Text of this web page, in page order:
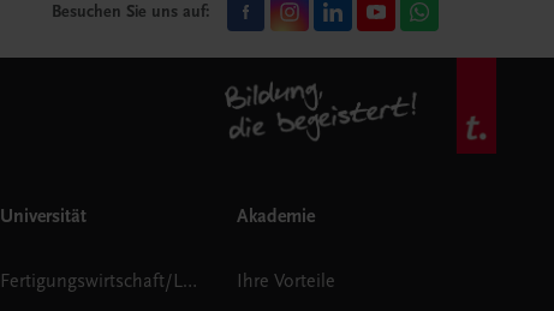
Besuchen Sie uns auf:
Universität
Fertigungswirtschaft/Logistik
Akademie
Ihre Vorteile